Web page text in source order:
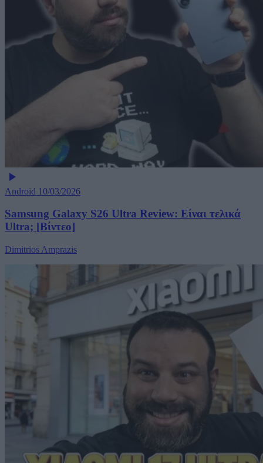
Android 10/03/2026
Samsung Galaxy S26 Ultra Review: Είναι τελικά
Ultra; [Βίντεο]
Dimitrios Amprazis